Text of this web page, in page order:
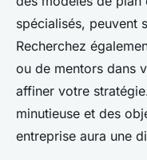
spécialisés, peuvent
Recherchez
ou de mentors dans
affiner votre
minutieuse et des
entreprise aura une